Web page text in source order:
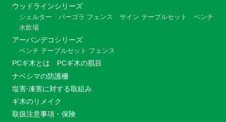
ウッドラインシリーズ
シェルター パーゴラ フェンス サイン テーブルセット
ベンチ
水飲場
アーバンデコシリーズ
ベンチ テーブルセット フェンス
PCギ木とは
PCギ木の肌目
ナベシマの防護柵
塩害⋅凍害に対する取組み
ギ木のリメイク
取扱注意事項・保険